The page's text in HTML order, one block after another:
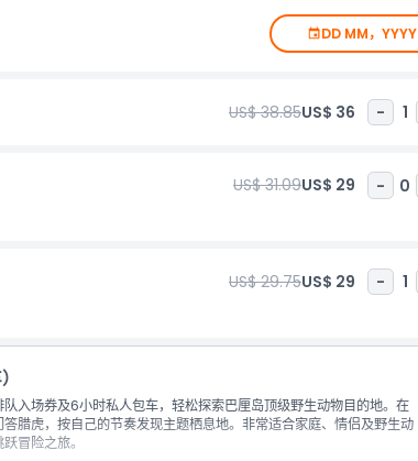
DD MM，YYYY
US$ 38.85US$ 36 - 1
US$ 31.09US$ 29 - 0
US$ 29.75US$ 29 - 1
入场券及6小时私人包车，轻松探索巴厘岛顶级野生动物目的地。在
腊虎，按自己的节奏发现主题栖息地。非常适合家庭、情侣及野生动
冒险之旅。